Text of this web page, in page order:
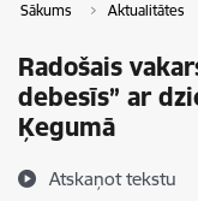
Sākums Aktualitātes
Radošais
debesīs” ar
Ķegumā
Atskaņot tekstu